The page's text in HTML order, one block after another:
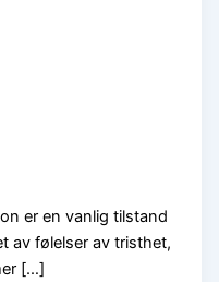
er en vanlig tilstand
av følelser av tristhet,
[…]